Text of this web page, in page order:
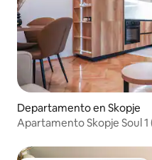
Departamento en Skopje
Apartamento Skopje Soul